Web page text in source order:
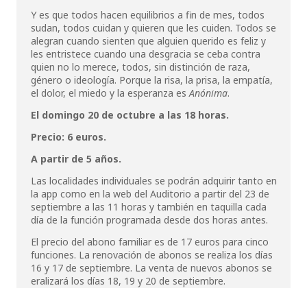
Y es que todos hacen equilibrios a fin de mes, todos
sudan, todos cuidan y quieren que les cuiden. Todos se
alegran cuando sienten que alguien querido es feliz y
les entristece cuando una desgracia se ceba contra
quien no lo merece, todos, sin distinción de raza,
género o ideología. Porque la risa, la prisa, la empatía,
el dolor, el miedo y la esperanza esAnónima.
El domingo 20 de octubre a las 18 horas.
Precio: 6 euros.
A partir de 5 años.
Las localidades individuales se podrán adquirir tanto en
la app como en la web del Auditorio a partir del 23 de
septiembre a las 11 horas y también en taquilla cada
día de la función programada desde dos horas antes.
El precio del abono familiar es de 17 euros para cinco
funciones. La renovación de abonos se realiza los días
16 y 17 de septiembre. La venta de nuevos abonos se
eralizará los días 18, 19 y 20 de septiembre.